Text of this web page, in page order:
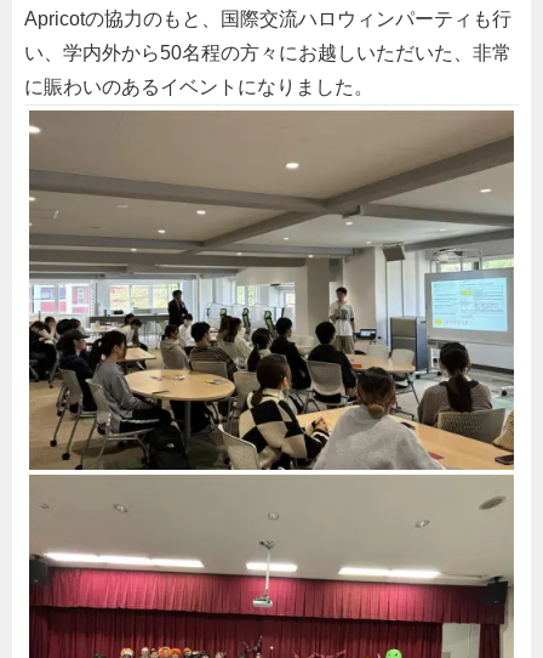
Apricotの協力のもと、国際交流ハロウィンパーティも行
い、学内外から50名程の方々にお越しいただいた、非常
に賑わいのあるイベントになりました。